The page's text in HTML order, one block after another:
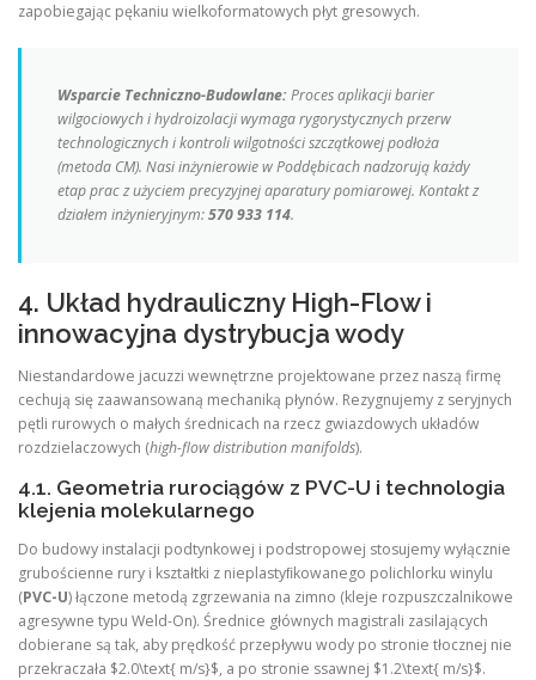
zapobiegając pękaniu wielkoformatowych płyt gresowych.
Wsparcie Techniczno-Budowlane:Proces aplikacji barier
wilgociowych i hydroizolacji wymaga rygorystycznych przerw
technologicznych i kontroli wilgotności szczątkowej podłoża
(metoda CM). Nasi inżynierowie w Poddębicach nadzorują każdy
etap prac z użyciem precyzyjnej aparatury pomiarowej. Kontakt z
działem inżynieryjnym:570 933 114.
4. Układ hydrauliczny High-Flow i
innowacyjna dystrybucja wody
Niestandardowe jacuzzi wewnętrzne projektowane przez naszą firmę
cechują się zaawansowaną mechaniką płynów. Rezygnujemy z seryjnych
pętli rurowych o małych średnicach na rzecz gwiazdowych układów
rozdzielaczowych (high-flow distribution manifolds).
4.1. Geometria rurociągów z PVC-U i technologia
klejenia molekularnego
Do budowy instalacji podtynkowej i podstropowej stosujemy wyłącznie
grubościenne rury i kształtki z nieplastyﬁkowanego polichlorku winylu
(PVC-U) łączone metodą zgrzewania na zimno (kleje rozpuszczalnikowe
agresywne typu Weld-On). Średnice głównych magistrali zasilających
dobierane są tak, aby prędkość przepływu wody po stronie tłocznej nie
przekraczała $2.0\text{ m/s}$, a po stronie ssawnej $1.2\text{ m/s}$.